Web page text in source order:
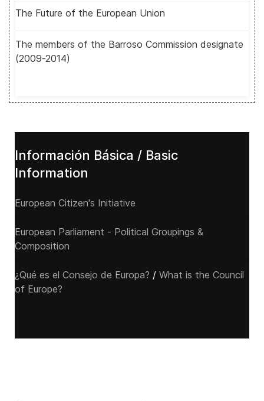
The Future of the European Union
The members of the Barroso Commission designate
(2009-2014)
Información Básica / Basic
Information
European Citizen's Initiative
European Parliament - Political Groupings &
Composition
¿Qué es el Consejo de Europa? / What is the Council
of Europe?